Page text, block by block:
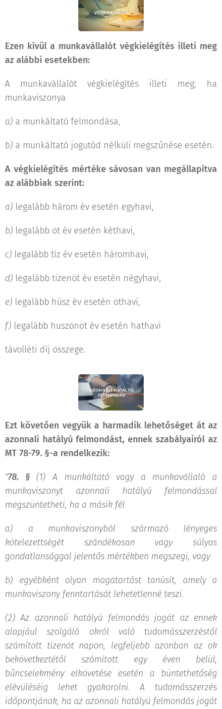
Ezen kívül a munkavállalót végkielégítés illeti meg
az alábbi esetekben:
A munkavállalót végkielégítés illeti meg, ha
munkaviszonya
a) a munkáltató felmondása,
b) a munkáltató jogutód nélküli megszűnése esetén.
A végkielégítés mértéke sávosan van megállapítva
az alábbiak szerint:
a) legalább három év esetén egyhavi,
b) legalább öt év esetén kéthavi,
c) legalább tíz év esetén háromhavi,
d) legalább tizenöt év esetén négyhavi,
e) legalább húsz év esetén öthavi,
f) legalább huszonöt év esetén hathavi
távolléti díj összege.
Ezt követően vegyük a harmadik lehetőséget át az
azonnali hatályú felmondást, ennek szabályairól az
MT 78-79. §-a rendelkezik:
"78. § (1) A munkáltató vagy a munkavállaló a
munkaviszonyt azonnali hatályú felmondással
megszüntetheti, ha a másik fél
a) a munkaviszonyból származó lényeges
kötelezettségét szándékosan vagy súlyos
gondatlansággal jelentős mértékben megszegi, vagy
b) egyébként olyan magatartást tanúsít, amely a
munkaviszony fenntartását lehetetlenné teszi.
(2) Az azonnali hatályú felmondás jogát az ennek
alapjául szolgáló okról való tudomásszerzéstől
számított tizenöt napon, legfeljebb azonban az ok
bekövetkeztétől számított egy éven belül,
bűncselekmény elkövetése esetén a büntethetőség
elévüléséig lehet gyakorolni. A tudomásszerzés
időpontjának, ha az azonnali hatályú felmondás jogát